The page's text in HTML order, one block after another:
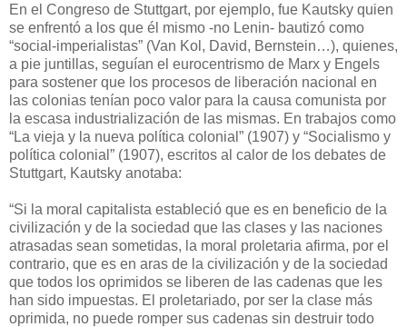
En el Congreso de Stuttgart, por ejemplo, fue Kautsky quien
se enfrentó a los que él mismo -no Lenin- bautizó como
“social-imperialistas” (Van Kol, David, Bernstein…), quienes,
a pie juntillas, seguían el eurocentrismo de Marx y Engels
para sostener que los procesos de liberación nacional en
las colonias tenían poco valor para la causa comunista por
la escasa industrialización de las mismas. En trabajos como
“La vieja y la nueva política colonial” (1907) y “Socialismo y
política colonial” (1907), escritos al calor de los debates de
Stuttgart, Kautsky anotaba:
“Si la moral capitalista estableció que es en beneficio de la
civilización y de la sociedad que las clases y las naciones
atrasadas sean sometidas, la moral proletaria afirma, por el
contrario, que es en aras de la civilización y de la sociedad
que todos los oprimidos se liberen de las cadenas que les
han sido impuestas. El proletariado, por ser la clase más
oprimida, no puede romper sus cadenas sin destruir todo